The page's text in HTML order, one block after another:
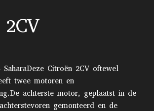
SaharaDeze Citroën 2CV oftewel
twee motoren en
achterste motor, geplaatst in de
gemonteerd en de